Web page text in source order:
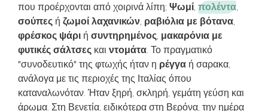
που προέρχονται από χοιρινά λίπη; Ψωμί, πολέντα,
σούπες ή ζωμοί λαχανικών, ραβιόλια με βότανα,
φρέσκος ψάρι ή συντηρημένος, μακαρόνια με
φυτικές σάλτσες και ντομάτα. Το πραγματικό
"συνοδευτικό" της φτωχής ήταν η ρέγγα ή σαρακα,
ανάλογα με τις περιοχές της Ιταλίας όπου
καταναλωνόταν. Ήταν ξηρή, σκληρή, γεμάτη γεύση και
άρωμα. Στη Βενετία, ειδικότερα στη Βερόνα, την ημέρα